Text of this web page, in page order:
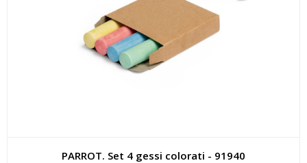
PARROT. Set 4 gessi colorati - 91940